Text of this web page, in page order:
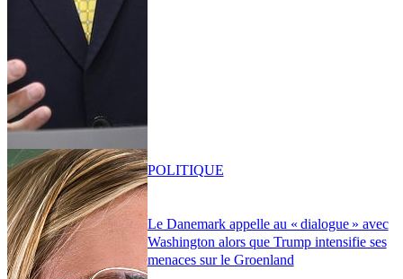
Le Danemark appelle au « dialogue » avec
Washington alors que Trump intensifie ses
menaces sur le Groenland
POLITIQUE